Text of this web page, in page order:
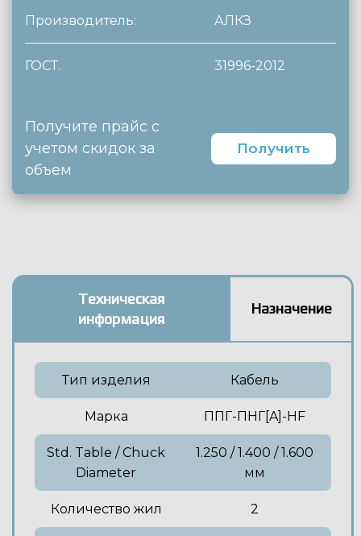
Производитель: АЛКЗ
ГОСТ. 31996-2012
Получите прайс с
учетом скидок за
объем
Получить
Техническая
информация
Назначение
Тип изделия Кабель
Марка ППГ-ПНГ[A]-HF
Std. Table / Chuck
Diameter
1.250 / 1.400 / 1.600
мм
Количество жил 2